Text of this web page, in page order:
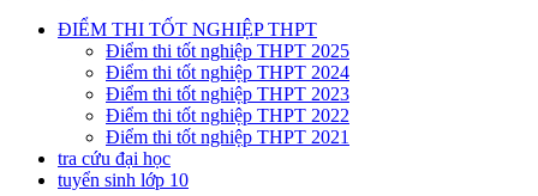
ĐIỂM THI TỐT NGHIỆP THPT
Điểm thi tốt nghiệp THPT 2025
Điểm thi tốt nghiệp THPT 2024
Điểm thi tốt nghiệp THPT 2023
Điểm thi tốt nghiệp THPT 2022
Điểm thi tốt nghiệp THPT 2021
tra cứu đại học
tuyển sinh lớp 10